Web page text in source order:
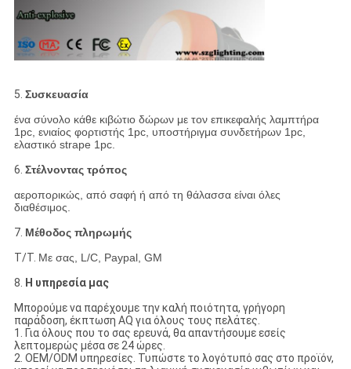
5. Συσκευασία
ένα σύνολο κάθε κιβώτιο δώρων με τον επικεφαλής λαμπτήρα
1pc, ενιαίος φορτιστής 1pc, υποστήριγμα συνδετήρων 1pc,
ελαστικό strape 1pc.
6. Στέλνοντας τρόπος
αεροπορικώς, από σαφή ή από τη θάλασσα είναι όλες
διαθέσιμος.
7. Μέθοδος πληρωμής
T/T. Με σας, L/C, Paypal, GM
8. Η υπηρεσία μας
Μπορούμε να παρέχουμε την καλή ποιότητα, γρήγορη
παράδοση, έκπτωση AQ για όλους τους πελάτες.
1. Για όλους που το σας ερευνά, θα απαντήσουμε εσείς
λεπτομερώς μέσα σε 24 ώρες.
2. OEM/ODM υπηρεσίες. Τυπώστε το λογότυπό σας στο προϊόν,